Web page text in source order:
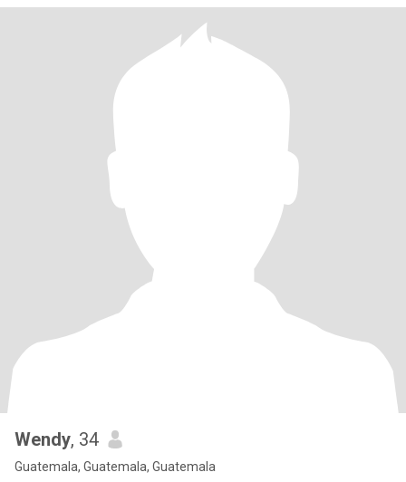
Wendy, 34
Guatemala, Guatemala, Guatemala